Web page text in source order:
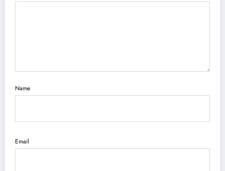
Name
Email